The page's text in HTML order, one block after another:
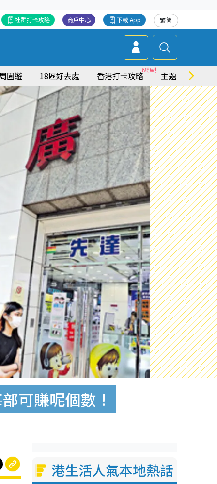
繁简
下載 App
商戶中心
社群打卡攻略
圍遊 18區好去處 香港打卡攻略 主題特集
可賺呢個數！
港生活人氣本地熱話